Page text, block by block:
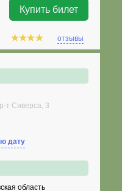
Купить билет
отзывы
т Сиверса, 3
дату
область